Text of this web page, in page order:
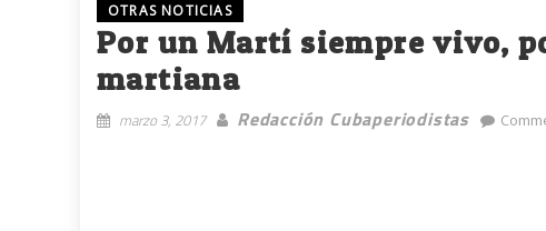
OTRAS NOTICIAS
Por un Martí siempre vivo,
martiana
marzo 3, 2017 Redacción Cubaperiodistas